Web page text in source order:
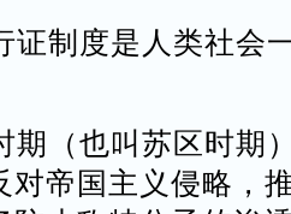
制度是人类社会
（也叫苏区时期
对帝国主义侵略，